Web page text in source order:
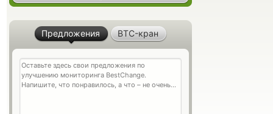
Предложения BTC-кран